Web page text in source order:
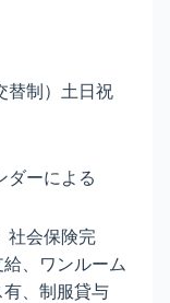
替制）土日祝
ダーによる
社会保険完
、ワンルーム
、制服貸与